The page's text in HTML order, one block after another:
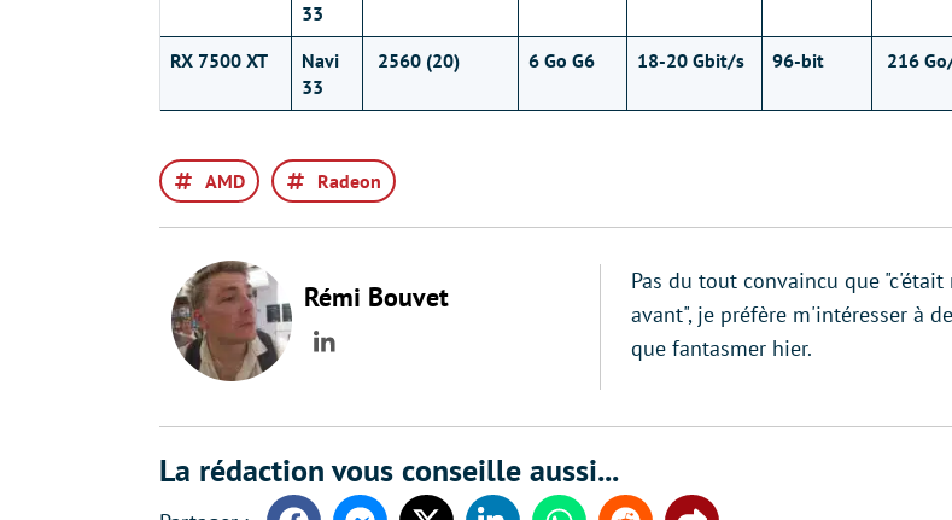
33
RX 7500 XT
Navi
33
2560 (20) 6 Go G6 18-20 Gbit/s 96-bit 216
AMD Radeon
Rémi Bouvet
LinkedIn
Pas du tout convaincu que "c'était
avant", je préfère m'intéresser à
que fantasmer hier.
La rédaction vous conseille aussi...